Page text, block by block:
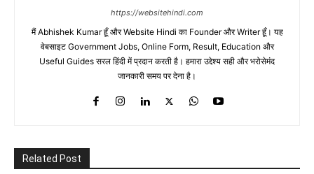
https://websitehindi.com
मैं Abhishek Kumar हूँ और Website Hindi का Founder और Writer हूँ। यह
वेबसाइट Government Jobs, Online Form, Result, Education और
Useful Guides सरल हिंदी में प्रदान करती है। हमारा उद्देश्य सही और भरोसेमंद
जानकारी समय पर देना है।
Related Post